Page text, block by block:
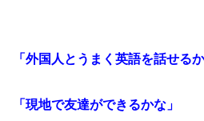
「外国人とうまく英語を話せるか
「現地で友達ができるかな」